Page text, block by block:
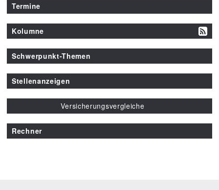
Termine
Kolumne
Schwerpunkt-Themen
Stellenanzeigen
Versicherungsvergleiche
Rechner